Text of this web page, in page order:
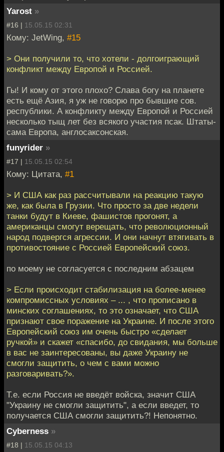
Yarost »
#16 | 15.05.15 02:31
Кому: JetWing, #15
> Они получили то, что хотели - долгоиграющий
конфликт между Европой и Россией.
Гы! И кому от этого плохо? Слава богу на планете
есть ещё Азия, я уж не говорю про бывшие сов.
республики. А конфликту между Европой и Россией
несколько тыщ лет без всякого участия псак. Штаты-
сама Европа, англосаксонская.
funyrider »
#17 | 15.05.15 02:54
Кому: Цитата, #1
> И США как раз рассчитывали на реакцию такую
же, как была в Грузии. Что просто за две недели
танки будут в Киеве, фашистов прогонят, а
американцы смогут верещать, что революционный
народ подвергся агрессии. И они начнут втягивать в
противостояние с Россией Европейский союз.
по моему не согласуется с последним абзацем
> Если происходит стабилизация на более-менее
компромиссных условиях – ... , что прописано в
минских соглашениях, то это означает, что США
признают свое поражение на Украине. И после этого
Европейский союз им очень быстро «сделает
ручкой» и скажет «спасибо, до свидания, мы больше
в вас не заинтересованы, вы даже Украину не
смогли защитить, о чем с вами можно
разговаривать?».
Т.е. если Россия не введёт войска, значит США
"Украину не смогли защитить", а если введет, то
получается США смогли защитить?! Непонятно.
Cyberness »
#18 | 15.05.15 04:13